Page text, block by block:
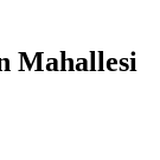
Mahallesi